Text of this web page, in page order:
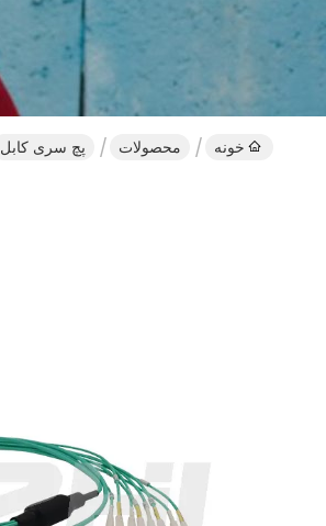
خونه محصولات پچ سری کابل